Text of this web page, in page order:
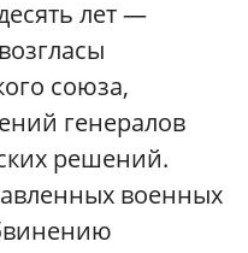
лет —
союза,
генералов
решений.
военных